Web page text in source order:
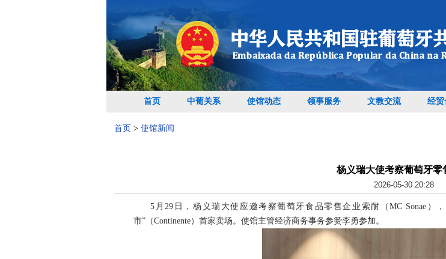
首页 中葡关系 使馆动态 领事服务 文教交流 经贸
首页 > 使馆新闻
杨义瑞大使考察葡萄牙零
2026-05-30 20:28
5月29日，杨义瑞大使应邀考察葡萄牙食品零售企业索耐（MC Sonae）
市”（Continente）首家卖场。使馆主管经济商务事务参赞李勇参加。